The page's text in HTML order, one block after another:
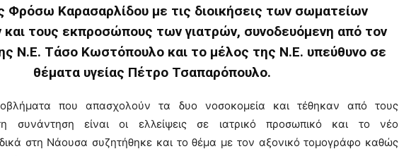
Φρόσω Καρασαρλίδου με τις διοικήσεις των σωματείων
και τους εκπροσώπους των γιατρών, συνοδευόμενη από τον
Ν.Ε. Τάσο Κωστόπουλο και το μέλος της Ν.Ε. υπεύθυνο σε
θέματα υγείας Πέτρο Τσαπαρόπουλο.
που απασχολούν τα δυο νοσοκομεία και τέθηκαν από τους
συνάντηση είναι οι ελλείψεις σε ιατρικό προσωπικό και το νέο
στη Νάουσα συζητήθηκε και το θέμα με τον αξονικό τομογράφο καθώς